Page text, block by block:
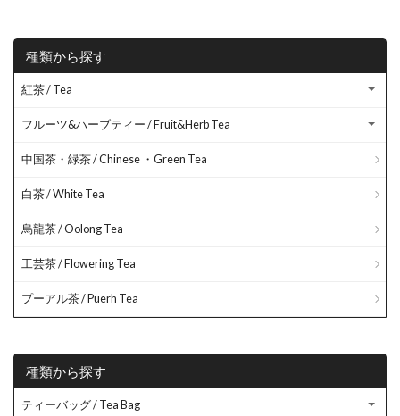
種類から探す
紅茶 / Tea
フルーツ&ハーブティー / Fruit&Herb Tea
中国茶・緑茶 / Chinese ・Green Tea
白茶 / White Tea
烏龍茶 / Oolong Tea
工芸茶 / Flowering Tea
プーアル茶 / Puerh Tea
種類から探す
ティーバッグ / Tea Bag